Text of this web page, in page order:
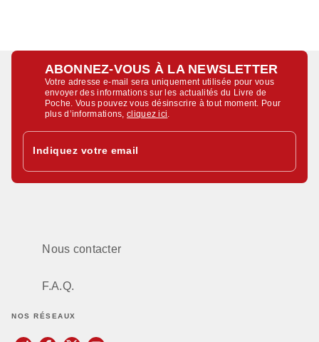
ABONNEZ-VOUS À LA NEWSLETTER
Votre adresse e-mail sera uniquement utilisée pour vous
envoyer des informations sur les actualités du Livre de
Poche. Vous pouvez vous désinscrire à tout moment. Pour
plus d’informations,cliquez ici
Indiquez votre email
Nous contacter
F.A.Q.
NOS RÉSEAUX